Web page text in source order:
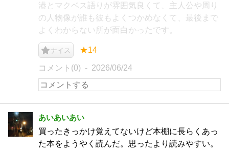
港とマクベス語りが雰囲気良くて、主人公や周り
の人物像が誰も彼もよくつかめなくて、最後まで
よくわからない所が面白かったです。
ナイス ★14
コメント(0) 2026/06/24
あいあいあい
買ったきっかけ覚えてないけど本棚に長らくあっ
た本をようやく読んだ。思ったより読みやすい。